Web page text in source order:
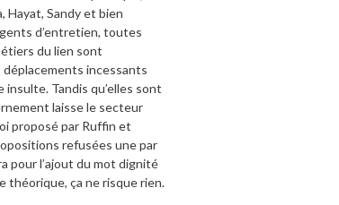
Hayat, Sandy et bien
d’entretien, toutes
du lien sont
incessants
Tandis qu’elles sont
laisse le secteur
proposé par Ruffin et
refusées une par
pour l’ajout du mot dignité
théorique, ça ne risque rien.